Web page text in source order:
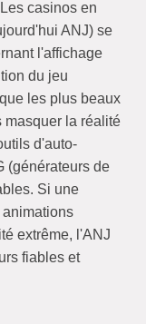
casinos en
ANJ) se
l'affichage
du jeu
les plus beaux
masquer la réalité
d'auto-
(générateurs de
Si une
extrême, l'ANJ
fiables et